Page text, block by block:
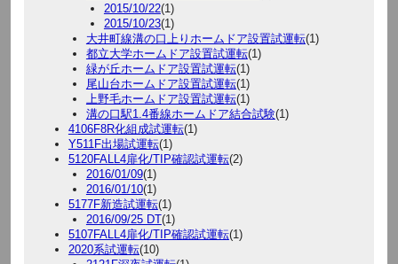
2015/10/22(1)
2015/10/23(1)
大井町線溝の口上りホームドア設置試運転(1)
都立大学ホームドア設置試運転(1)
緑が丘ホームドア設置試運転(1)
尾山台ホームドア設置試運転(1)
上野毛ホームドア設置試運転(1)
溝の口駅1.4番線ホームドア結合試験(1)
4106F8R化組成試運転(1)
Y511F出場試運転(1)
5120FALL4扉化/TIP確認試運転(2)
2016/01/09(1)
2016/01/10(1)
5177F新造試運転(1)
2016/09/25 DT(1)
5107FALL4扉化/TIP確認試運転(1)
2020系試運転(10)